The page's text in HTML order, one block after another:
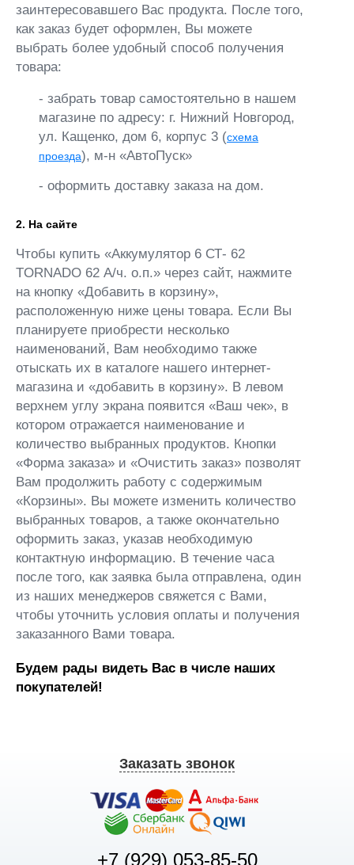
заинтересовавшего Вас продукта. После того,
как заказ будет оформлен, Вы можете
выбрать более удобный способ получения
товара:
- забрать товар самостоятельно в нашем
магазине по адресу: г. Нижний Новгород,
ул. Кащенко, дом 6, корпус 3 (схема
проезда), м-н «АвтоПуск»
- оформить доставку заказа на дом.
2. На сайте
Чтобы купить «Аккумулятор 6 СТ- 62
TORNADO 62 А/ч. о.п.» через сайт, нажмите
на кнопку «Добавить в корзину»,
расположенную ниже цены товара. Если Вы
планируете приобрести несколько
наименований, Вам необходимо также
отыскать их в каталоге нашего интернет-
магазина и «добавить в корзину». В левом
верхнем углу экрана появится «Ваш чек», в
котором отражается наименование и
количество выбранных продуктов. Кнопки
«Форма заказа» и «Очистить заказ» позволят
Вам продолжить работу с содержимым
«Корзины». Вы можете изменить количество
выбранных товаров, а также окончательно
оформить заказ, указав необходимую
контактную информацию. В течение часа
после того, как заявка была отправлена, один
из наших менеджеров свяжется с Вами,
чтобы уточнить условия оплаты и получения
заказанного Вами товара.
Будем рады видеть Вас в числе наших
покупателей!
Заказать звонок
+7 (929) 053-85-50